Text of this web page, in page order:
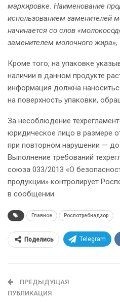
маркировке. Наименование
использованием заменителей
начинается со слов
заменителем молочного жира»,
Кроме того, на упаковке
наличии в данном продукте
информация должна
на поверхность упаковки,
За несоблюдение
юридическое лицо в размере
при повторном нарушении —
Выполнение требований
союза 033/2013 «О
продукции» контролирует
в сообщении.
Главное Роспотребнадзор
Поделись Telegram
ПРЕДЫДУЩАЯ
ПУБЛИКАЦИЯ